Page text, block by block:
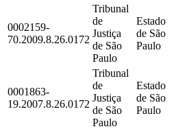
0002159-
70.2009.8.26.0172
Tribunal
de
Justiça
de São
Paulo
Estado
de São
Paulo
0001863-
19.2007.8.26.0172
Tribunal
de
Justiça
de São
Paulo
Estado
de São
Paulo